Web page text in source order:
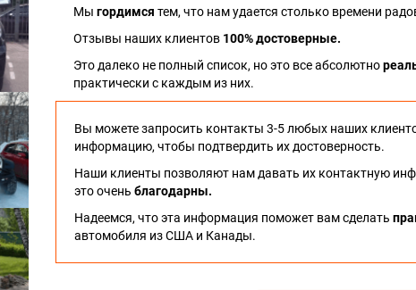
Мы гордимся тем, что нам удается столько времени
Отзывы наших клиентов 100% достоверные.
Это далеко не полный список, но это все абсолютно
практически с каждым из них.
Вы можете запросить контакты 3-5 любых наших
информацию, чтобы подтвердить их достоверность.
Наши клиенты позволяют нам давать их контактную
это очень благодарны.
Надеемся, что эта информация поможет вам сделать
автомобиля из США и Канады.